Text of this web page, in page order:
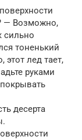
— Возможно,
сильно
тоненький
этот лед тает,
руками
десерта